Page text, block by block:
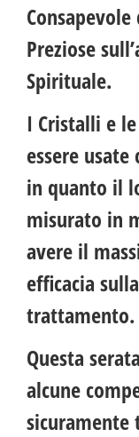
Preziose
Spirituale.
I Cristalli e
essere usate
in quanto il
misurato in
avere il
efficacia
trattamento.
Questa
alcune
sicuramente